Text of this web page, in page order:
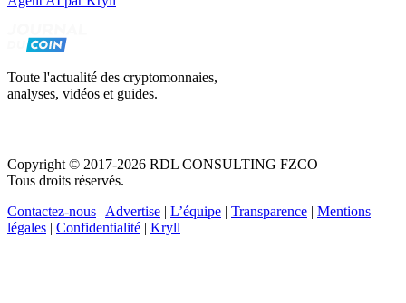
Toute l'actualité des cryptomonnaies,
analyses, vidéos et guides.
Copyright © 2017-2026 RDL CONSULTING FZCO
Tous droits réservés.
Contactez-nous | Advertise | L’équipe | Transparence | Mentions
légales | Confidentialité | Kryll